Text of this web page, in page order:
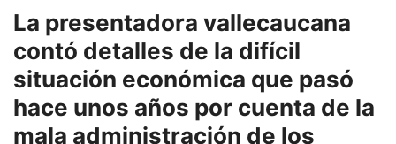
La presentadora vallecaucana
contó detalles de la difícil
situación económica que pasó
hace unos años por cuenta de la
mala administración de los